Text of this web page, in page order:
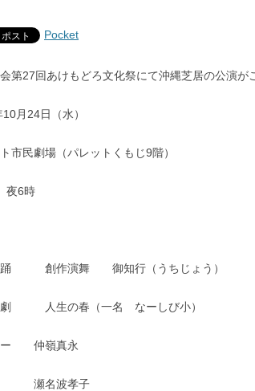
Pocket
第27回あけもどろ文化祭にて沖縄芝居の公演が
月24日（水）
市民劇場（パレットくもじ9階）
夜6時
踊 創作演舞 御知行（うちじょう）
劇 人生の春（一名 なーしび小）
ー 仲嶺真永
名波孝子